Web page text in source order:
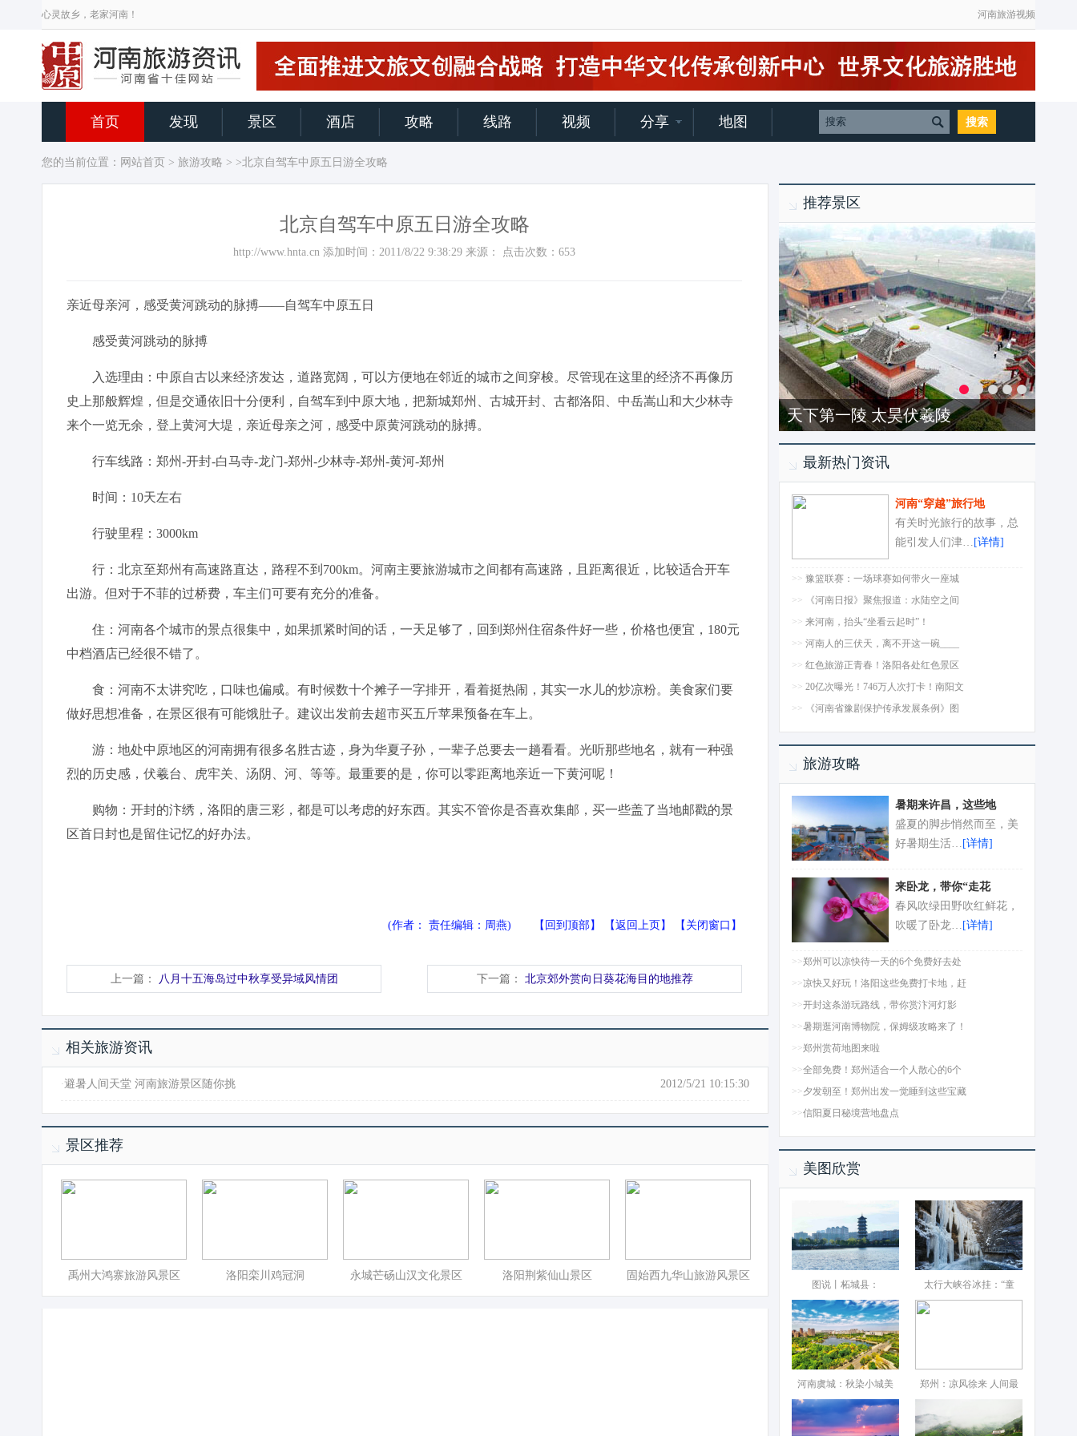
心灵故乡，老家河南！ 河南旅游视频
首页 发现 景区 酒店 攻略 线路 视频 分享 地图
您的当前位置： 网站首页 > 旅游攻略 > >北京自驾车中原五日游全攻略
北京自驾车中原五日游全攻略
http://www.hnta.cn 添加时间：2011/8/22 9:38:29 来源： 点击次数： 653
亲近母亲河，感受黄河跳动的脉搏——自驾车中原五日
感受黄河跳动的脉搏
入选理由：中原自古以来经济发达，道路宽阔，可以方便地在邻近的城市之间穿梭。尽管现在这里的经济不再像历
史上那般辉煌，但是交通依旧十分便利，自驾车到中原大地，把新城郑州、古城开封、古都洛阳、中岳嵩山和大少林寺
来个一览无余，登上黄河大堤，亲近母亲之河，感受中原黄河跳动的脉搏。
行车线路：郑州-开封-白马寺-龙门-郑州-少林寺-郑州-黄河-郑州
时间：10天左右
行驶里程：3000km
行：北京至郑州有高速路直达，路程不到700km。河南主要旅游城市之间都有高速路，且距离很近，比较适合开车
出游。但对于不菲的过桥费，车主们可要有充分的准备。
住：河南各个城市的景点很集中，如果抓紧时间的话，一天足够了，回到郑州住宿条件好一些，价格也便宜，180元
中档酒店已经很不错了。
食：河南不太讲究吃，口味也偏咸。有时候数十个摊子一字排开，看着挺热闹，其实一水儿的炒凉粉。美食家们要
做好思想准备，在景区很有可能饿肚子。建议出发前去超市买五斤苹果预备在车上。
游：地处中原地区的河南拥有很多名胜古迹，身为华夏子孙，一辈子总要去一趟看看。光听那些地名，就有一种强
烈的历史感，伏羲台、虎牢关、汤阴、河、等等。最重要的是，你可以零距离地亲近一下黄河呢！
购物：开封的汴绣，洛阳的唐三彩，都是可以考虑的好东西。其实不管你是否喜欢集邮，买一些盖了当地邮戳的景
区首日封也是留住记忆的好办法。
(作者： 责任编辑：周燕) 【 回到顶部】 【返回上页 】 【 关闭窗口 】
上一篇： 八月十五海岛过中秋享受异域风情团 下一篇： 北京郊外赏向日葵花海目的地推荐
相关旅游资讯
2012/5/21 10:15:30
·避暑人间天堂 河南旅游景区随你挑
景区推荐
禹州大鸿寨旅游风景区 洛阳栾川鸡冠洞 永城芒砀山汉文化景区 洛阳荆紫仙山景区 固始西九华山旅游风景区
推荐景区
天下第一陵 太昊伏羲陵
最新热门资讯
河南“穿越”旅行地
有关时光旅行的故事，总
能引发人们津… [详情]
>> 豫篮联赛：一场球赛如何带火一座城
>>
《河南日报》聚焦报道：水陆空之间
>> 来河南，抬头“坐看云起时”！
>> 河南人的三伏天，离不开这一碗____
>> 红色旅游正青春！洛阳各处红色景区
>> 20亿次曝光！746万人次打卡！南阳文
>>
《河南省豫剧保护传承发展条例》图
旅游攻略
暑期来许昌，这些地
盛夏的脚步悄然而至，美
好暑期生活… [详情]
来卧龙，带你“走花
春风吹绿田野吹红鲜花，
吹暖了卧龙… [详情]
>>郑州可以凉快待一天的6个免费好去处
>>凉快又好玩！洛阳这些免费打卡地，赶
>>开封这条游玩路线，带你赏汴河灯影
>>暑期逛河南博物院，保姆级攻略来了！
>>郑州赏荷地图来啦
>>全部免费！郑州适合一个人散心的6个
>>夕发朝至！郑州出发一觉睡到这些宝藏
>>信阳夏日秘境营地盘点
美图欣赏
图说丨柘城县：‌ 太行大峡谷冰挂：“童
河南虞城：秋染小城美 郑州：凉风徐来 人间最